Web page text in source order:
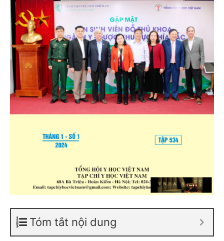
Tóm tắt nội dung